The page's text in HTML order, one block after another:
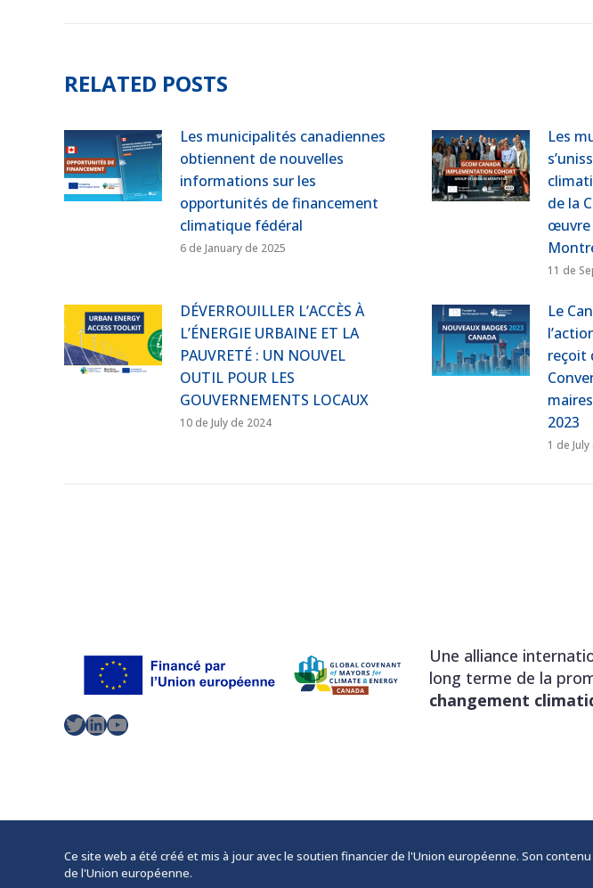
RELATED POSTS
Les municipalités canadiennes
obtiennent de nouvelles
informations sur les
opportunités de financement
climatique fédéral
6 de January de 2025
Les
de la
œuvre
11 de
DÉVERROUILLER L’ACCÈS À
L’ÉNERGIE URBAINE ET LA
PAUVRETÉ : UN NOUVEL
OUTIL POUR LES
GOUVERNEMENTS LOCAUX
10 de July de 2024
Le
reçoit
2023
1 de
Twitter LinkedIn YouTube
Une alliance
long terme de la
changement
Ce site web a été créé et mis à jour avec le soutien financier de l'Union européenne. Son
de l'Union européenne.